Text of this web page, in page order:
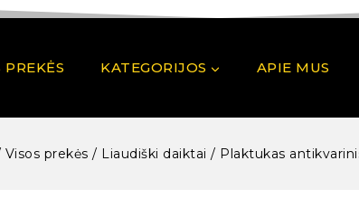
PREKĖS KATEGORIJOS APIE MUS
Visos prekės / Liaudiški daiktai / Plaktukas